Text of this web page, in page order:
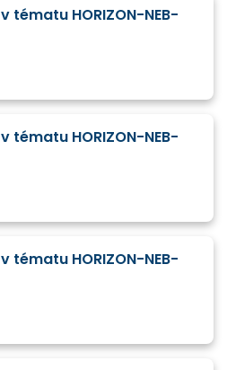
tématu HORIZON-NEB-
tématu HORIZON-NEB-
tématu HORIZON-NEB-